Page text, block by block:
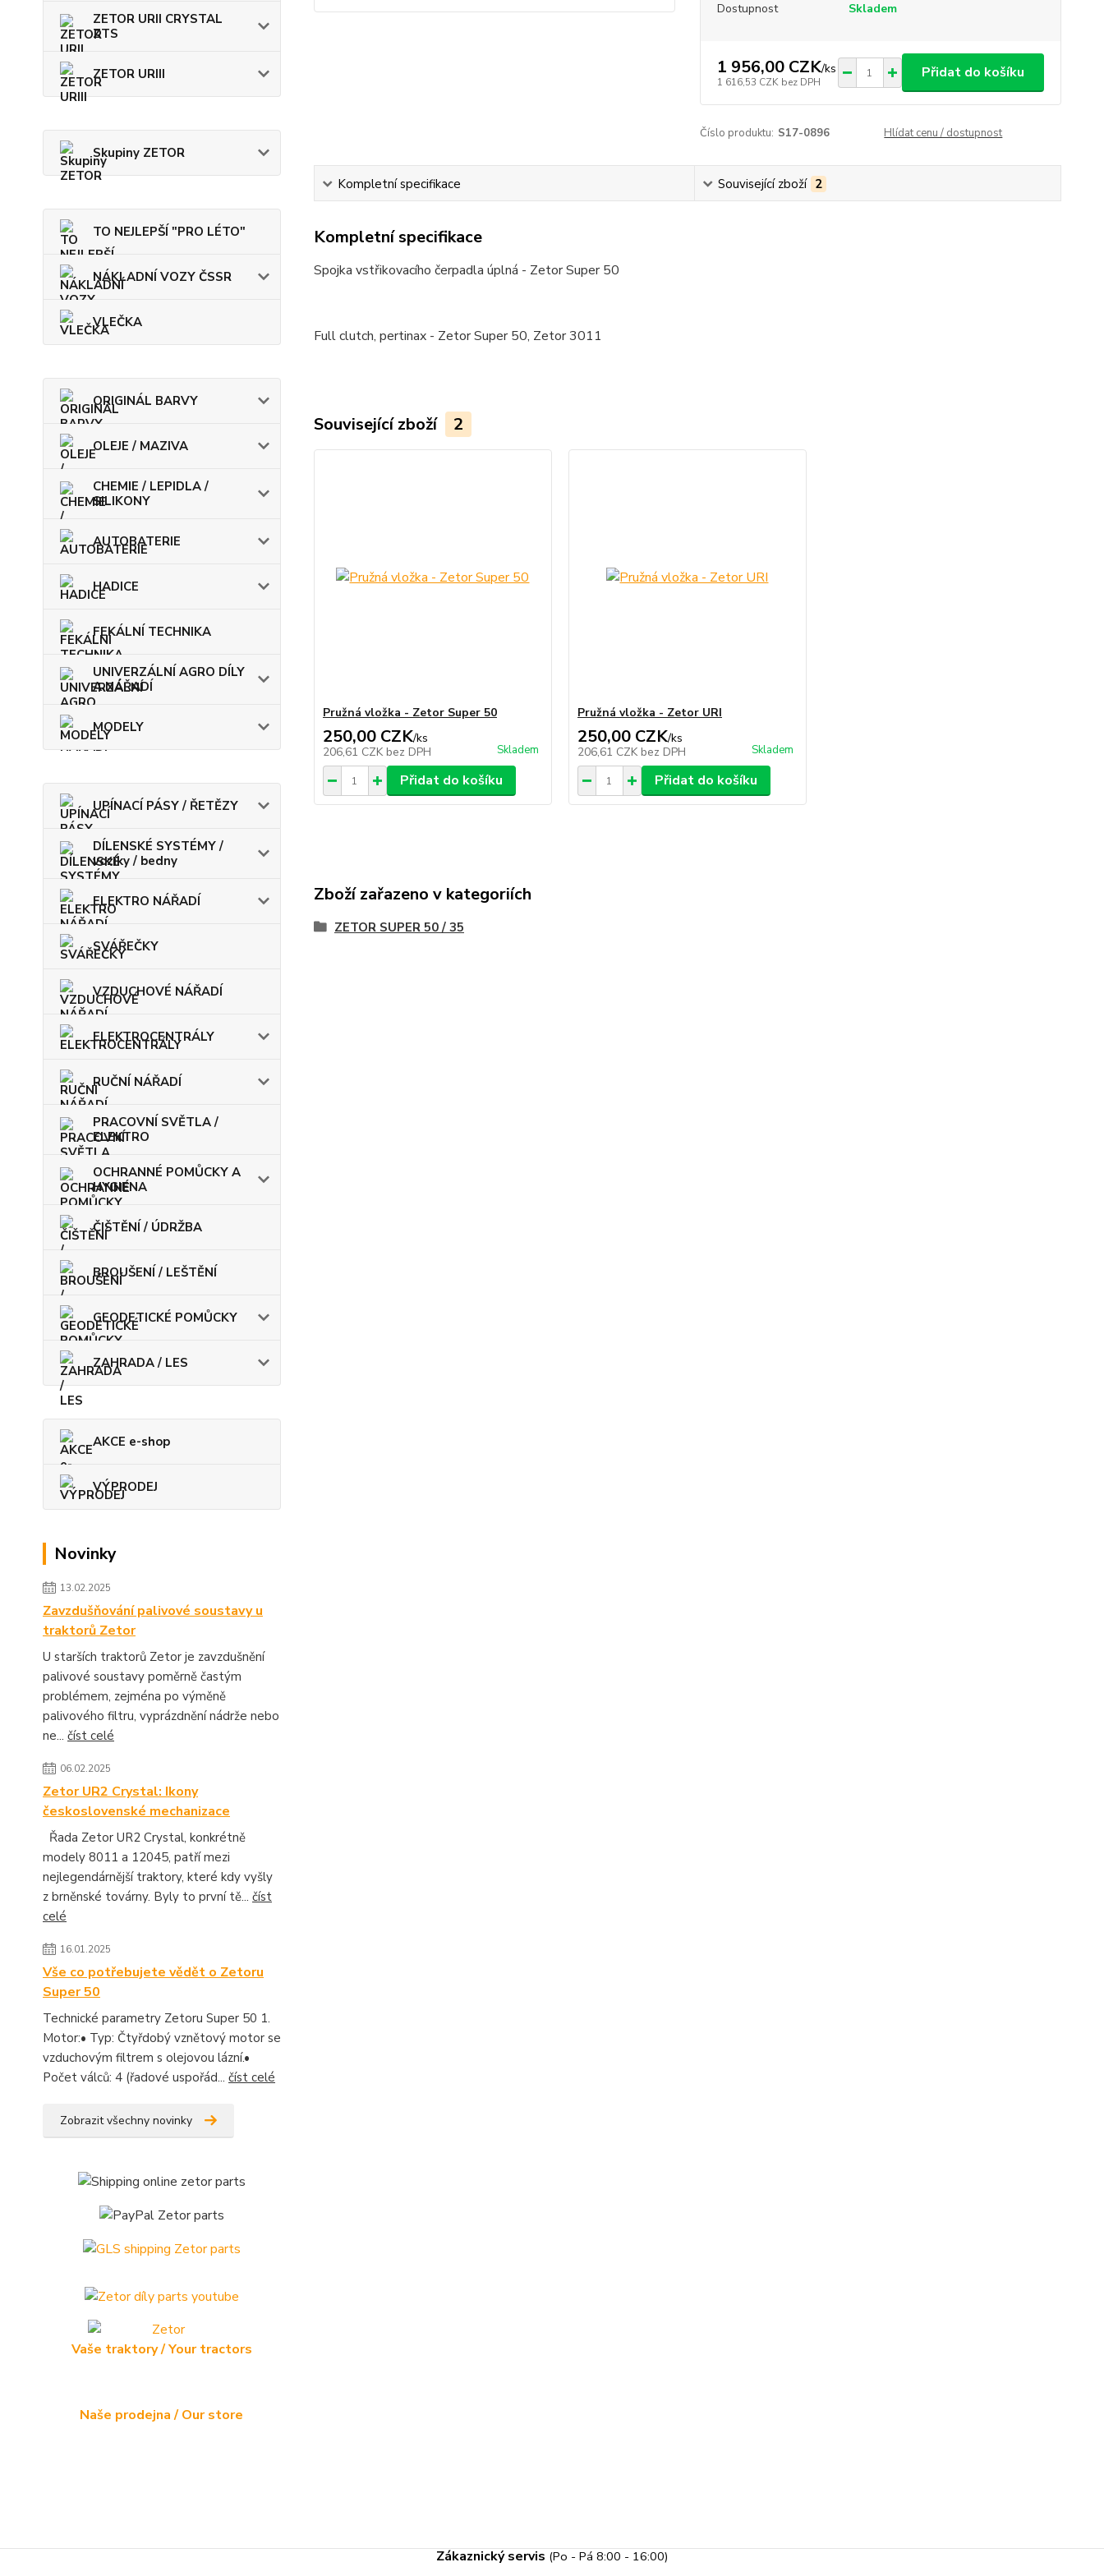
ZETOR URII CRYSTAL
ZTS
ZETOR URIII
Skupiny ZETOR
TO NEJLEPŠÍ "PRO LÉTO"
NÁKLADNÍ VOZY ČSSR
VLEČKA
ORIGINÁL BARVY
OLEJE / MAZIVA
CHEMIE / LEPIDLA /
SILIKONY
AUTOBATERIE
HADICE
FEKÁLNÍ TECHNIKA
UNIVERZÁLNÍ AGRO DÍLY
A NÁŘADÍ
MODELY
UPÍNACÍ PÁSY / ŘETĚZY
DÍLENSKÉ SYSTÉMY /
vozíky / bedny
ELEKTRO NÁŘADÍ
SVÁŘEČKY
VZDUCHOVÉ NÁŘADÍ
ELEKTROCENTRÁLY
RUČNÍ NÁŘADÍ
PRACOVNÍ SVĚTLA /
ELEKTRO
OCHRANNÉ POMŮCKY A
HYGIENA
ČIŠTĚNÍ / ÚDRŽBA
BROUŠENÍ / LEŠTĚNÍ
GEODETICKÉ POMŮCKY
ZAHRADA / LES
AKCE e-shop
VÝPRODEJ
Novinky
13.02.2025
Zavzdušňování palivové soustavy u
traktorů Zetor
U starších traktorů Zetor je zavzdušnění
palivové soustavy poměrně častým
problémem, zejména po výměně
palivového filtru, vyprázdnění nádrže nebo
ne... číst celé
06.02.2025
Zetor UR2 Crystal: Ikony
československé mechanizace
Řada Zetor UR2 Crystal, konkrétně
modely 8011 a 12045, patří mezi
nejlegendárnější traktory, které kdy vyšly
z brněnské továrny. Byly to první tě... číst
celé
16.01.2025
Vše co potřebujete vědět o Zetoru
Super 50
Technické parametry Zetoru Super 50 1.
Motor:• Typ: Čtyřdobý vznětový motor se
vzduchovým filtrem s olejovou lázní.•
Počet válců: 4 (řadové uspořád... číst celé
Zobrazit všechny novinky
Vaše traktory / Your tractors
Naše prodejna / Our store
Dostupnost Skladem
1 956,00 CZK/ks
1 616,53 CZK bez DPH
Přidat do košíku
Číslo produktu: S17-0896 Hlídat cenu / dostupnost
Kompletní specifikace Související zboží 2
Kompletní specifikace
Spojka vstřikovacího čerpadla úplná - Zetor Super 50
Full clutch, pertinax - Zetor Super 50, Zetor 3011
Související zboží 2
Pružná vložka - Zetor Super 50
250,00 CZK/ks
206,61 CZK bez DPH Skladem
Přidat do košíku
Pružná vložka - Zetor URI
250,00 CZK/ks
206,61 CZK bez DPH Skladem
Přidat do košíku
Zboží zařazeno v kategoriích
ZETOR SUPER 50 / 35
Zákaznický servis (Po - Pá 8:00 - 16:00)